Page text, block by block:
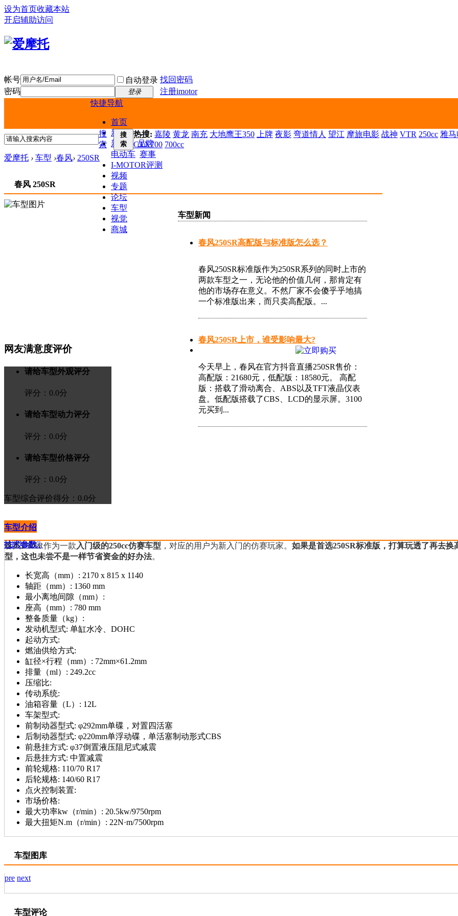
设为首页收藏本站
开启辅助访问
帐号 自动登录 找回密码
密码
登录
注册imotor
快捷导航
首页
新闻
新车
品牌
电动车 赛事
I-MOTOR评测
视频
专题
论坛
车型
视觉
商城
搜
索
搜
索
热搜: 嘉陵 黄龙 南充 大地鹰王350 上牌 夜影 弯道情人 望江 摩旅电影 战神 VTR 250cc 雅
CTX700 700cc
爱摩托 › 车型 ›春风› 250SR
春风 250SR
车型新闻
春风250SR高配版与标准版怎么选？
春风250SR标准版作为250SR系列的同时上市的
两款车型之一，无论他的价值几何，那肯定有
他的市场存在意义。不然厂家不会傻乎乎地搞
一个标准版出来，而只卖高配版。...
春风250SR上市，谁受影响最大?
今天早上，春风在官方抖音直播250SR售价：
高配版：21680元，低配版：18580元。 高配
版：搭载了滑动离合、ABS以及TFT液晶仪表
盘。低配版搭载了CBS、LCD的显示屏。3100
元买到...
网友满意度评价
请给车型外观评分
评分： 0.0分
请给车型动力评分
评分： 0.0分
请给车型价格评分
评分： 0.0分
车型综合评价得分：0.0分
车型介绍
技术参数
>进入论坛
春风250SR作为一款 入门级的250cc仿赛车型 ，对应的用户为新入门的仿赛玩家。 如果是首选250SR标准版，打算玩透了再去换
型，这也未尝不是一样节省资金的好办法。
长宽高（mm）: 2170 x 815 x 1140
轴距（mm）: 1360 mm
最小离地间隙（mm）:
座高（mm）: 780 mm
整备质量（kg）:
发动机型式: 单缸水冷、DOHC
起动方式:
燃油供给方式:
缸径×行程（mm）: 72mm×61.2mm
排量（ml）: 249.2cc
压缩比:
传动系统:
油箱容量（L）: 12L
车架型式:
前制动器型式: φ292mm单碟，对置四活塞
后制动器型式: φ220mm单浮动碟，单活塞制动形式CBS
前悬挂方式: φ37倒置液压阻尼式减震
后悬挂方式: 中置减震
前轮规格: 110/70 R17
后轮规格: 140/60 R17
点火控制装置:
市场价格:
最大功率kw（r/min）: 20.5kw/9750rpm
最大扭矩N.m（r/min）: 22N·m/7500rpm
车型图库
pre next
车型评论